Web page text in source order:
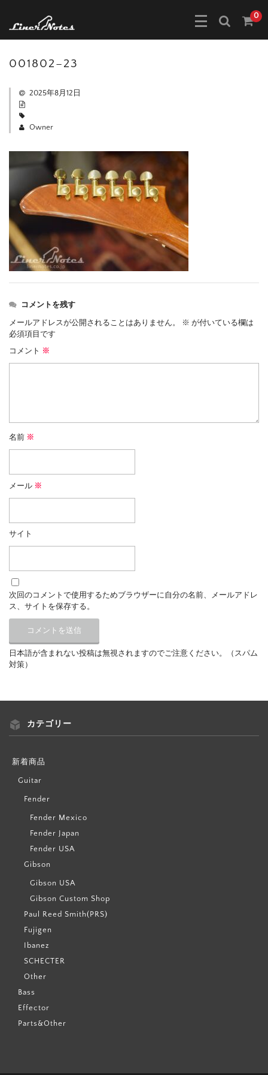
0
001802–23
2025年8月12日
Owner
コメントを残す
メールアドレスが公開されることはありません。 ※ が付いている欄は
必須項目です
コメント ※
名前 ※
メール ※
サイト
次回のコメントで使用するためブラウザーに自分の名前、メールアドレ
ス、サイトを保存する。
日本語が含まれない投稿は無視されますのでご注意ください。（スパム
対策）
カテゴリー
新着商品
Guitar
Fender
Fender Mexico
Fender Japan
Fender USA
Gibson
Gibson USA
Gibson Custom Shop
Paul Reed Smith(PRS)
Fujigen
Ibanez
SCHECTER
Other
Bass
Effector
Parts&Other